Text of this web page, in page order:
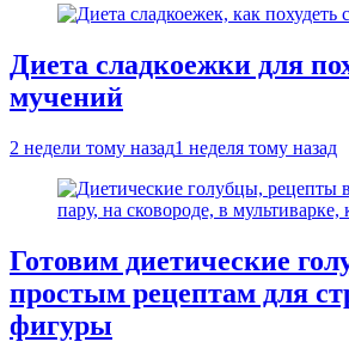
Диета сладкоежки для
мучений
2 недели тому назад1 неделя тому назад
Готовим диетические
простым рецептам для
фигуры